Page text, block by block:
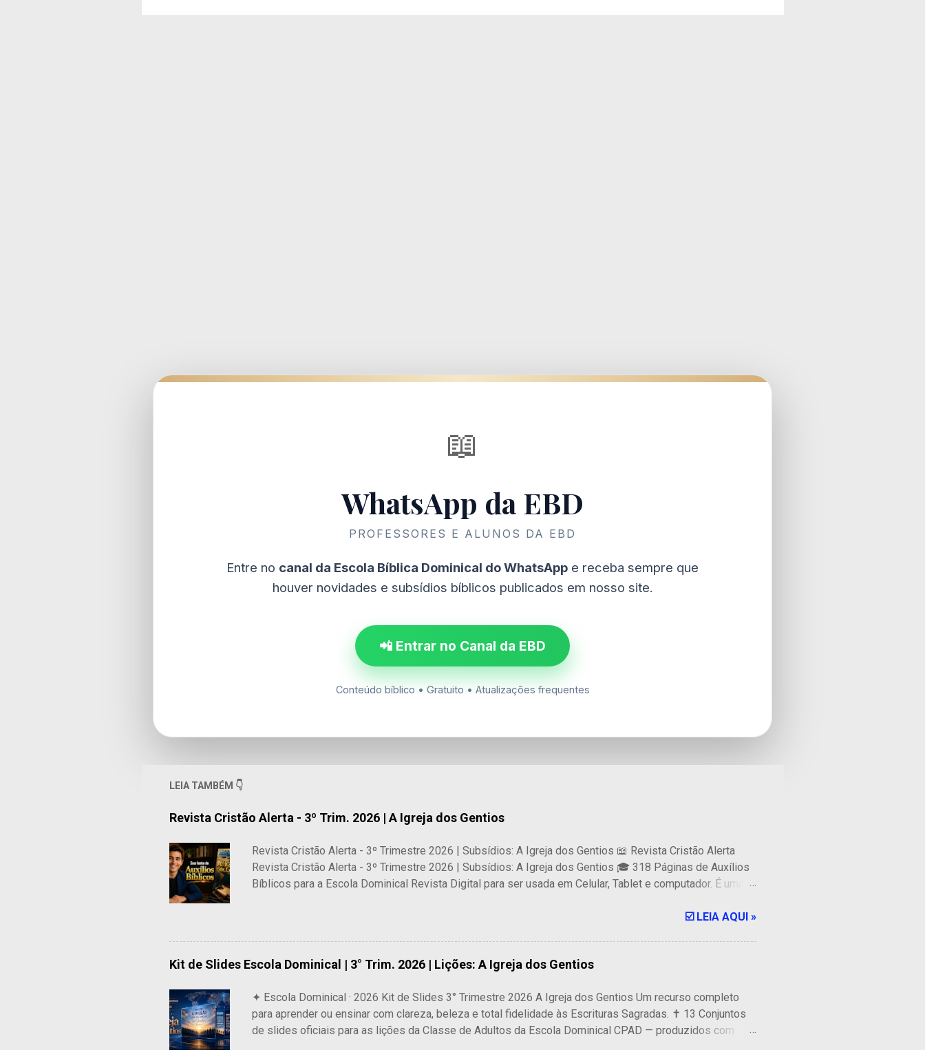
📖
WhatsApp da EBD
PROFESSORES E ALUNOS DA EBD
Entre no canal da Escola Bíblica Dominical do WhatsApp e receba sempre que
houver novidades e subsídios bíblicos publicados em nosso site.
📲 Entrar no Canal da EBD
Conteúdo bíblico • Gratuito • Atualizações frequentes
LEIA TAMBÉM 👇
Revista Cristão Alerta - 3º Trim. 2026 | A Igreja dos Gentios
Revista Cristão Alerta - 3º Trimestre 2026 | Subsídios: A Igreja dos Gentios 📖 Revista Cristão Alerta
Revista Cristão Alerta - 3º Trimestre 2026 | Subsídios: A Igreja dos Gentios 🎓 318 Páginas de Auxílios
Bíblicos para a Escola Dominical Revista Digital para ser usada em Celular, Tablet e computador. É uma
Escolas Bíblicas, especialmente para as lições dominicais de adultos da CPAD. 🔥 PREÇO ESPECIAL 🔥
☑️ LEIA AQUI »
Kit de Slides Escola Dominical | 3° Trim. 2026 | Lições: A Igreja dos Gentios
✦ Escola Dominical · 2026 Kit de Slides 3° Trimestre 2026 A Igreja dos Gentios Um recurso completo
para aprender ou ensinar com clareza, beleza e total fidelidade às Escrituras Sagradas. ✝ 13 Conjuntos
de slides oficiais para as lições da Classe de Adultos da Escola Dominical CPAD — produzidos com